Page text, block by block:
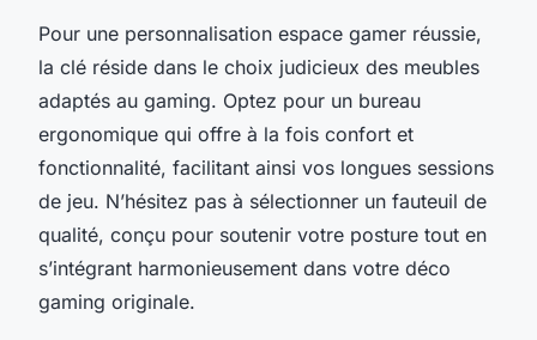
Pour une personnalisation espace gamer réussie,
la clé réside dans le choix judicieux des meubles
adaptés au gaming. Optez pour un bureau
ergonomique qui offre à la fois confort et
fonctionnalité, facilitant ainsi vos longues sessions
de jeu. N’hésitez pas à sélectionner un fauteuil de
qualité, conçu pour soutenir votre posture tout en
s’intégrant harmonieusement dans votre déco
gaming originale.